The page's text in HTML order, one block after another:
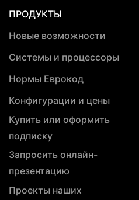
ПРОДУКТЫ
Новые возможности
Системы и процессоры
Нормы Еврокод
Конфигурации и цены
Купить или оформить
подписку
Запросить онлайн-
презентацию
Проекты наших